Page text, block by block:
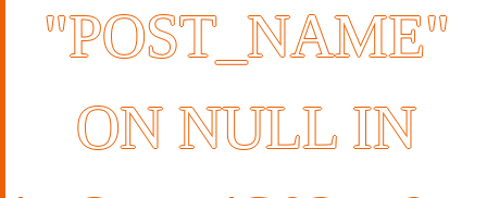
"POST_NAME"
ON NULL IN